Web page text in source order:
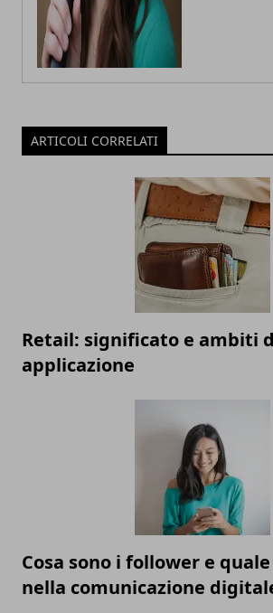
ARTICOLI CORRELATI
Retail: significato e ambiti
applicazione
Cosa sono i follower e
nella comunicazione